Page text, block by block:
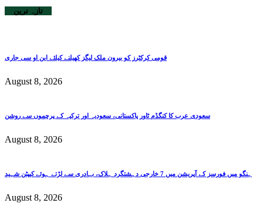
تازہ ترین
قومی کرکٹرز کو بیرون ملک لیگز کھیلنے کیلئے این او سی جاری
August 8, 2026
سعودی عرب کا کنگڈم ٹاور پاکستانی، سعودیہ اور ترکیہ کے پرچموں سے روشن
August 8, 2026
ہنگو میں فورسز کے آپریشن میں 7 خارجی دہشتگرد ہلاک، بہادری سے لڑتے ہوئے کیپٹن شہید
August 8, 2026